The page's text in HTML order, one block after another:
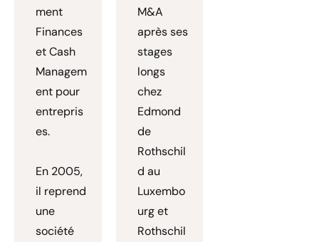
ment
Finances
et Cash
Managem
ent pour
entrepris
es.
En 2005,
il reprend
une
société
M&A
après ses
stages
longs
chez
Edmond
de
Rothschil
d au
Luxembo
urg et
Rothschil